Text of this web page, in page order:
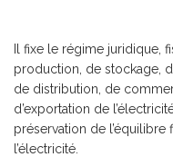
Il fixe le régime juridique,
production, de stockage,
de distribution, de
d’exportation de
préservation de
l’électricité.